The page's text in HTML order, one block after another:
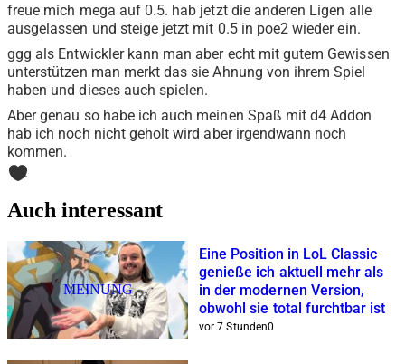
freue mich mega auf 0.5. hab jetzt die anderen Ligen alle
ausgelassen und steige jetzt mit 0.5 in poe2 wieder ein.
ggg als Entwickler kann man aber echt mit gutem Gewissen
unterstützen man merkt das sie Ahnung von ihrem Spiel
haben und dieses auch spielen.
Aber genau so habe ich auch meinen Spaß mit d4 Addon
hab ich noch nicht geholt wird aber irgendwann noch
kommen.
1
Auch interessant
MEINUNG
Eine Position in LoL Classic
genieße ich aktuell mehr als
in der modernen Version,
obwohl sie total furchtbar ist
vor 7 Stunden0